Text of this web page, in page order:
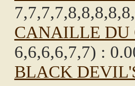
CANAILLE DU
6,6,6,6,7,7) :
BLACK